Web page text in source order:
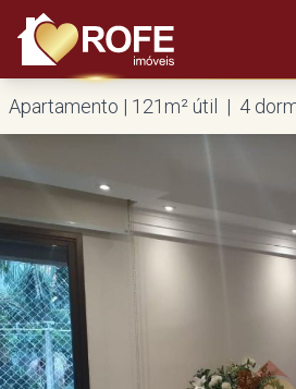
Apartamento | 121m² útil | 4